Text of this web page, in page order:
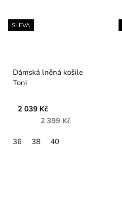
SLEVA
Dámská lněná košile
Toni
2 039 Kč
2 399 Kč
36 38 40